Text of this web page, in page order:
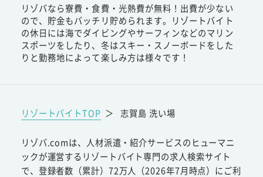
リゾバなら寮費・食費・光熱費が無料！出費が少ない
ので、貯金もバッチリ貯められます。リゾートバイト
の休日には海でダイビングやサーフィンなどのマリン
スポーツをしたり、冬はスキー・スノーボードをした
りと勤務地によって楽しみ方は様々です！
リゾートバイトTOP ＞ 志賀島 洗い場
リゾバ.comは、人材派遣・紹介サービスのヒューマニ
ックが運営するリゾートバイト専門の求人検索サイト
で、登録者数（累計）72万人（2026年7月時点）にご利